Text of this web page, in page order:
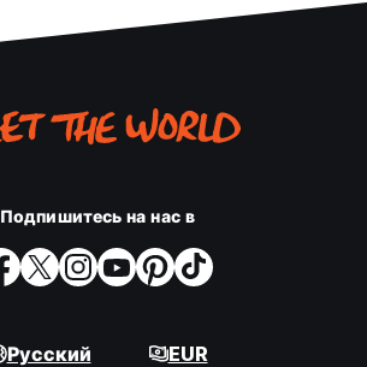
Подпишитесь на нас в
Русский EUR